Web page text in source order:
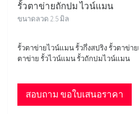
รั้วตาข่ายถักปม ไวน์แมน
ขนาดลวด 2.5 มิล
รั้วตาข่ายไวน์แมน รั้วกึ่งสปริง รั้วตาข่า
ตาข่าย รั้วไวน์แมน รั้วถักปมไวน์แมน
สอบถาม ขอใบเสนอราคา